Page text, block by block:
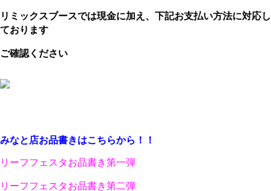
リミックスブースでは現金に加え、下記お支払い方法に対応し
ております
ご確認ください
みなと店お品書きはこちらから！！
リーフフェスタお品書き第一弾
リーフフェスタお品書き第二弾